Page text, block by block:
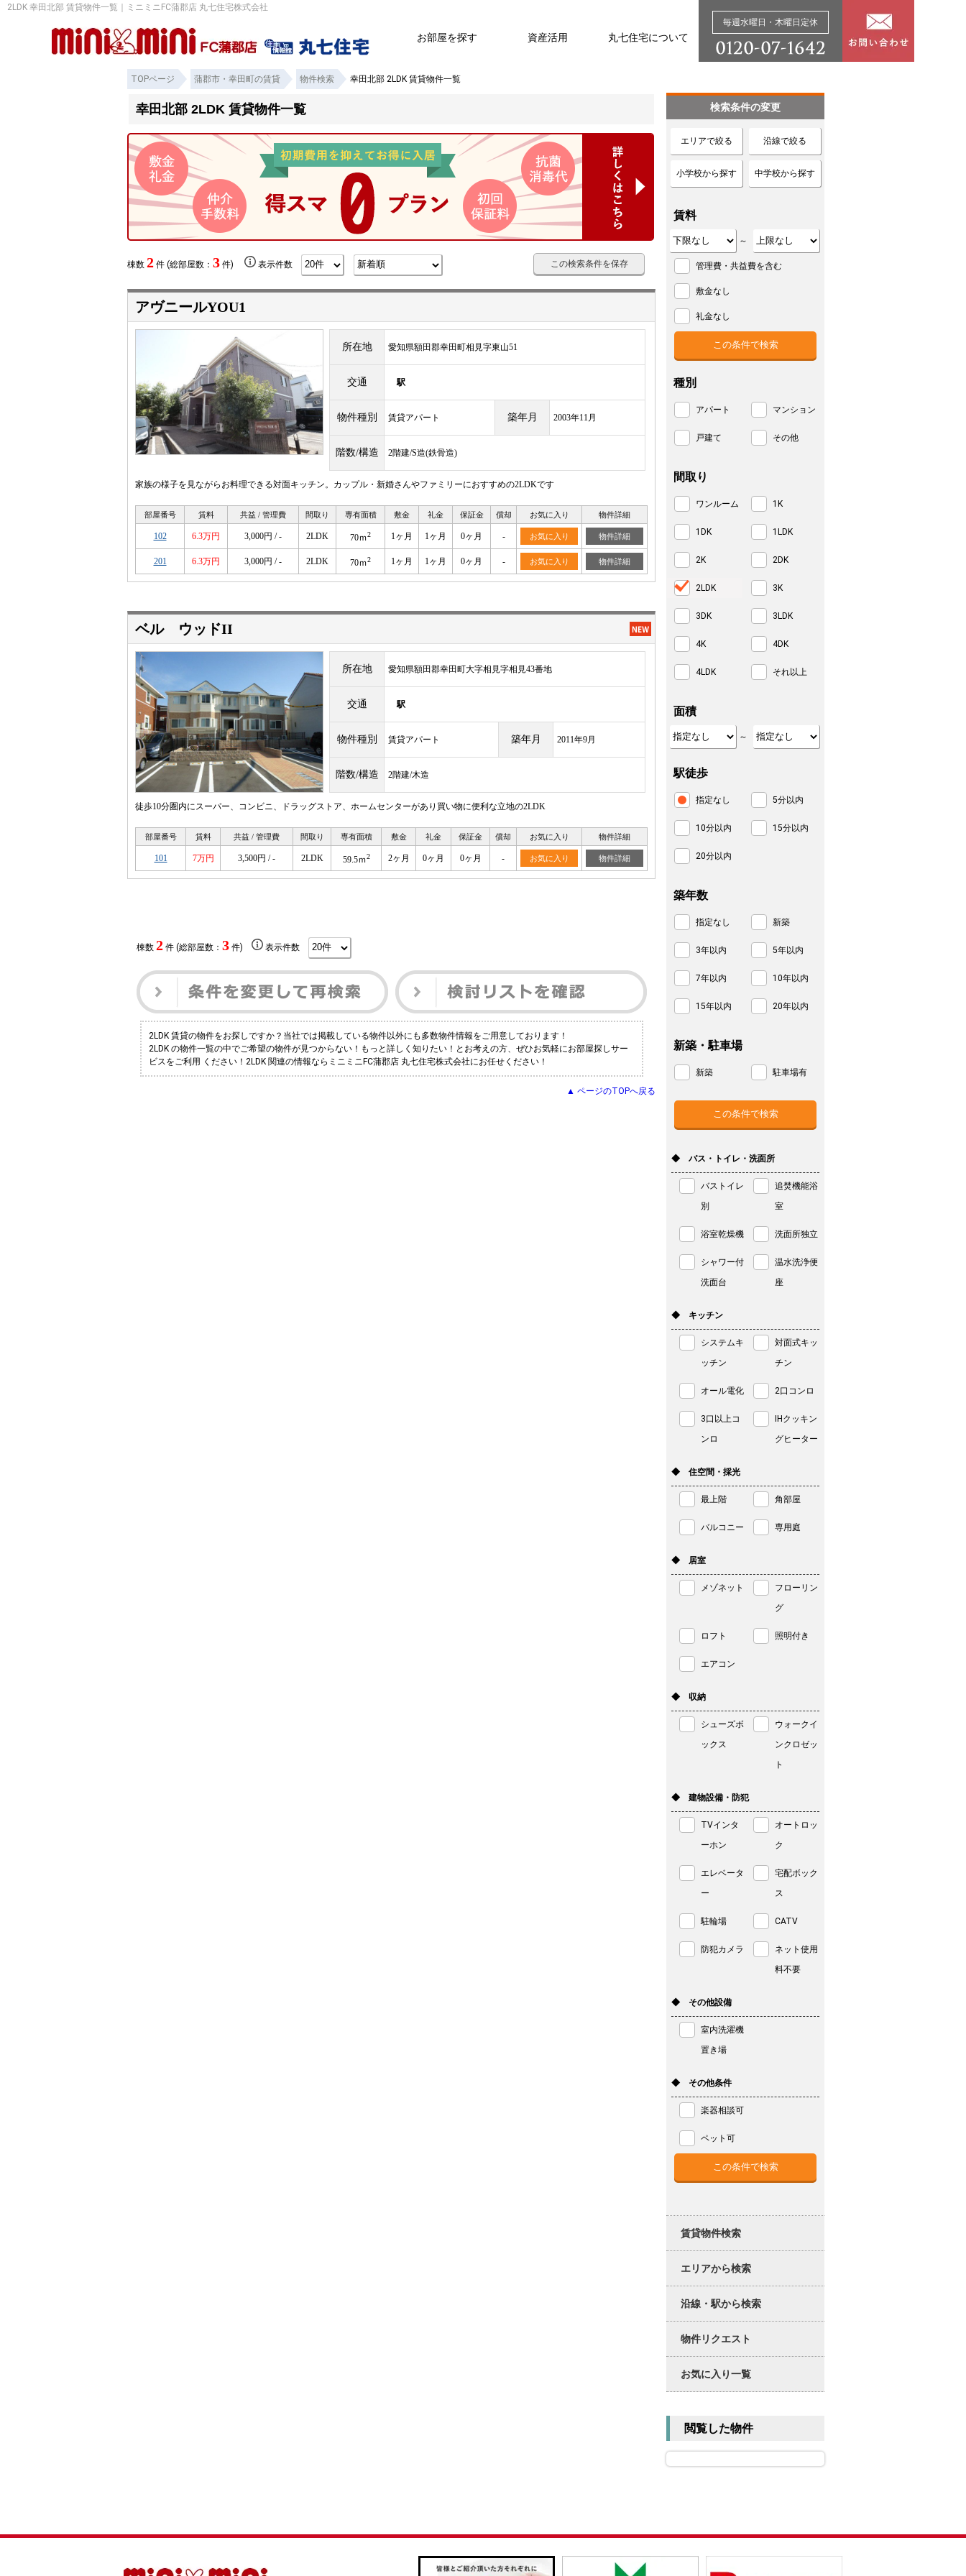
2LDK 幸田北部 賃貸物件一覧｜ミニミニFC蒲郡店 丸七住宅株式会社
お部屋を探す 資産活用 丸七住宅について
毎週水曜日・木曜日定休
TOPページ 蒲郡市・幸田町の賃貸 物件検索 幸田北部 2LDK 賃貸物件一覧
幸田北部 2LDK 賃貸物件一覧
棟数 2 件 (総部屋数： 3 件) 表示件数 この検索条件を保存
アヴニールYOU1
所在地 愛知県額田郡幸田町相見字東山51
交通 駅
物件種別 賃貸アパート 築年月 2003年11月
階数/構造 2階建/S造(鉄骨造)
家族の様子を見ながらお料理できる対面キッチン。カップル・新婚さんやファミリーにおすすめの2LDKです
部屋番号 賃料 共益 / 管理費 間取り 専有面積 敷金 礼金 保証金 償却 お気に入り 物件詳細
102 6.3万円 3,000円 / - 2LDK 70ｍ2 1ヶ月 1ヶ月 0ヶ月 - お気に入り 物件詳細
201 6.3万円 3,000円 / - 2LDK 70ｍ2 1ヶ月 1ヶ月 0ヶ月 - お気に入り 物件詳細
ベル ウッドII
所在地 愛知県額田郡幸田町大字相見字相見43番地
交通 駅
物件種別 賃貸アパート 築年月 2011年9月
階数/構造 2階建/木造
徒歩10分圏内にスーパー、コンビニ、ドラッグストア、ホームセンターがあり買い物に便利な立地の2LDK
部屋番号 賃料 共益 / 管理費 間取り 専有面積 敷金 礼金 保証金 償却 お気に入り 物件詳細
101 7万円 3,500円 / - 2LDK 59.5ｍ2 2ヶ月 0ヶ月 0ヶ月 - お気に入り 物件詳細
棟数 2件 (総部屋数： 3件) 表示件数
2LDK 賃貸の物件をお探しですか？当社では掲載している物件以外にも多数物件情報をご用意しております！
2LDK の物件一覧の中でご希望の物件が見つからない！もっと詳しく知りたい！とお考えの方、ぜひお気軽にお部屋探しサー
ビスをご利用 ください！2LDK 関連の情報ならミニミニFC蒲郡店 丸七住宅株式会社にお任せください！
▲ ページのTOPへ戻る
検索条件の変更
エリアで絞る 沿線で絞る
小学校から探す 中学校から探す
賃料
～
管理費・共益費を含む
敷金なし
礼金なし
種別
アパート マンション
戸建て その他
間取り
ワンルーム 1K
1DK 1LDK
2K 2DK
2LDK 3K
3DK 3LDK
4K 4DK
4LDK それ以上
面積
～
駅徒歩
指定なし 5分以内
10分以内 15分以内
20分以内
築年数
指定なし 新築
3年以内 5年以内
7年以内 10年以内
15年以内 20年以内
新築・駐車場
新築 駐車場有
◆ バス・トイレ・洗面所
バストイレ
別
追焚機能浴
室
浴室乾燥機 洗面所独立
シャワー付
洗面台
温水洗浄便
座
◆ キッチン
システムキ
ッチン
対面式キッ
チン
オール電化 2口コンロ
3口以上コ
ンロ
IHクッキン
グヒーター
◆ 住空間・採光
最上階 角部屋
バルコニー 専用庭
◆ 居室
メゾネット
フローリン
グ
ロフト 照明付き
エアコン
◆ 収納
シューズボ
ックス
ウォークイ
ンクロゼッ
ト
◆ 建物設備・防犯
TVインタ
ーホン
オートロッ
ク
エレベータ
ー
宅配ボック
ス
駐輪場 CATV
防犯カメラ
ネット使用
料不要
◆ その他設備
室内洗濯機
置き場
◆ その他条件
楽器相談可
ペット可
賃貸物件検索
エリアから検索
沿線・駅から検索
物件リクエスト
お気に入り一覧
閲覧した物件